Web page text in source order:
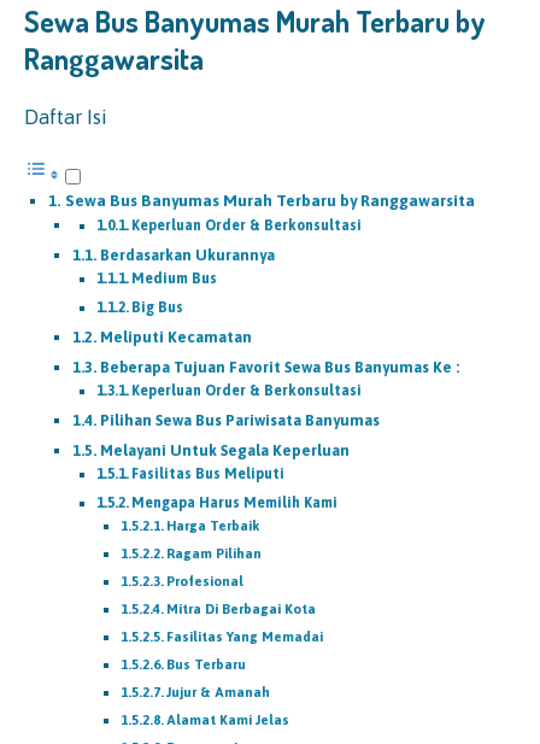
Sewa Bus Banyumas Murah Terbaru by
Ranggawarsita
Daftar Isi
Sewa Bus Banyumas Murah Terbaru by Ranggawarsita
Keperluan Order & Berkonsultasi
Berdasarkan Ukurannya
Medium Bus
Big Bus
Meliputi Kecamatan
Beberapa Tujuan Favorit Sewa Bus Banyumas Ke :
Keperluan Order & Berkonsultasi
Pilihan Sewa Bus Pariwisata Banyumas
Melayani Untuk Segala Keperluan
Fasilitas Bus Meliputi
Mengapa Harus Memilih Kami
Harga Terbaik
Ragam Pilihan
Profesional
Mitra Di Berbagai Kota
Fasilitas Yang Memadai
Bus Terbaru
Jujur & Amanah
Alamat Kami Jelas